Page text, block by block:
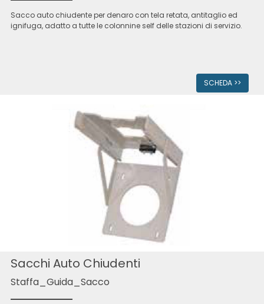
Sacco auto chiudente per denaro con tela retata, antitaglio ed
ignifuga, adatto a tutte le colonnine self delle stazioni di servizio.
SCHEDA >>
Sacchi Auto Chiudenti
Staffa_Guida_Sacco